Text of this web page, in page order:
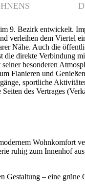
9. Bezirk entwickelt.
verleihen dem Viertel
Nähe. Auch die
die direkte Verbindung
besonderen
Flanieren und
sportliche
des Vertrages
Wohnkomfort
ruhig zum Innenhof
– eine grüne